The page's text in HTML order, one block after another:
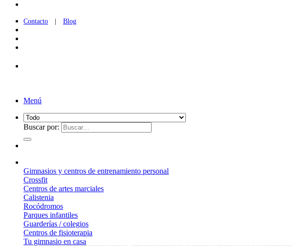
Contacto Blog
Menú
Buscar por:
Gimnasios y centros de entrenamiento personal
Crossfit
Centros de artes marciales
Calistenia
Rocódromos
Parques infantiles
Guarderías / colegios
Centros de fisioterapia
Tu gimnasio en casa